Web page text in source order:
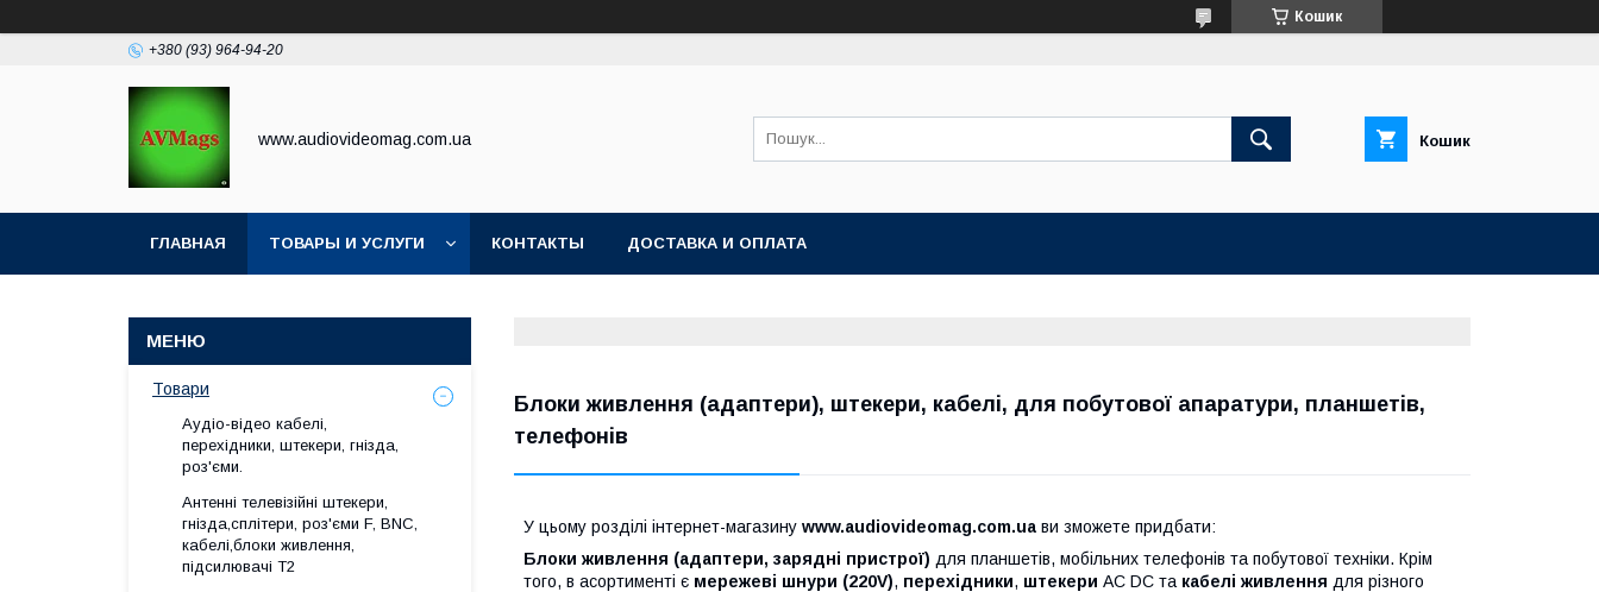
Кошик
+380 (93) 964-94-20
www.audiovideomag.com.ua Кошик
ГЛАВНАЯ ТОВАРЫ И УСЛУГИ КОНТАКТЫ ДОСТАВКА И ОПЛАТА
Блоки живлення (адаптери), штекери, кабелі, для побутової апаратури, планшетів,
телефонів
У цьому розділі інтернет-магазину www.audiovideomag.com.ua ви зможете придбати:
Блоки живлення (адаптери, зарядні пристрої) для планшетів, мобільних телефонів та побутової техніки. Крім
того, в асортименті є мережеві шнури (220V), перехідники, штекери AC DC та кабелі живлення для різного
Товари
Аудіо-відео кабелі,
перехідники, штекери, гнізда,
роз'єми.
Антенні телевізійні штекери,
гнізда,сплітери, роз'єми F, BNC,
кабелі,блоки живлення,
підсилювачі Т2